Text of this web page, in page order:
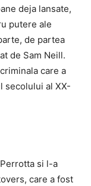
deja lansate,
putere ale
de partea
de Sam Neill.
care a
secolului al XX-
si l-a
care a fost